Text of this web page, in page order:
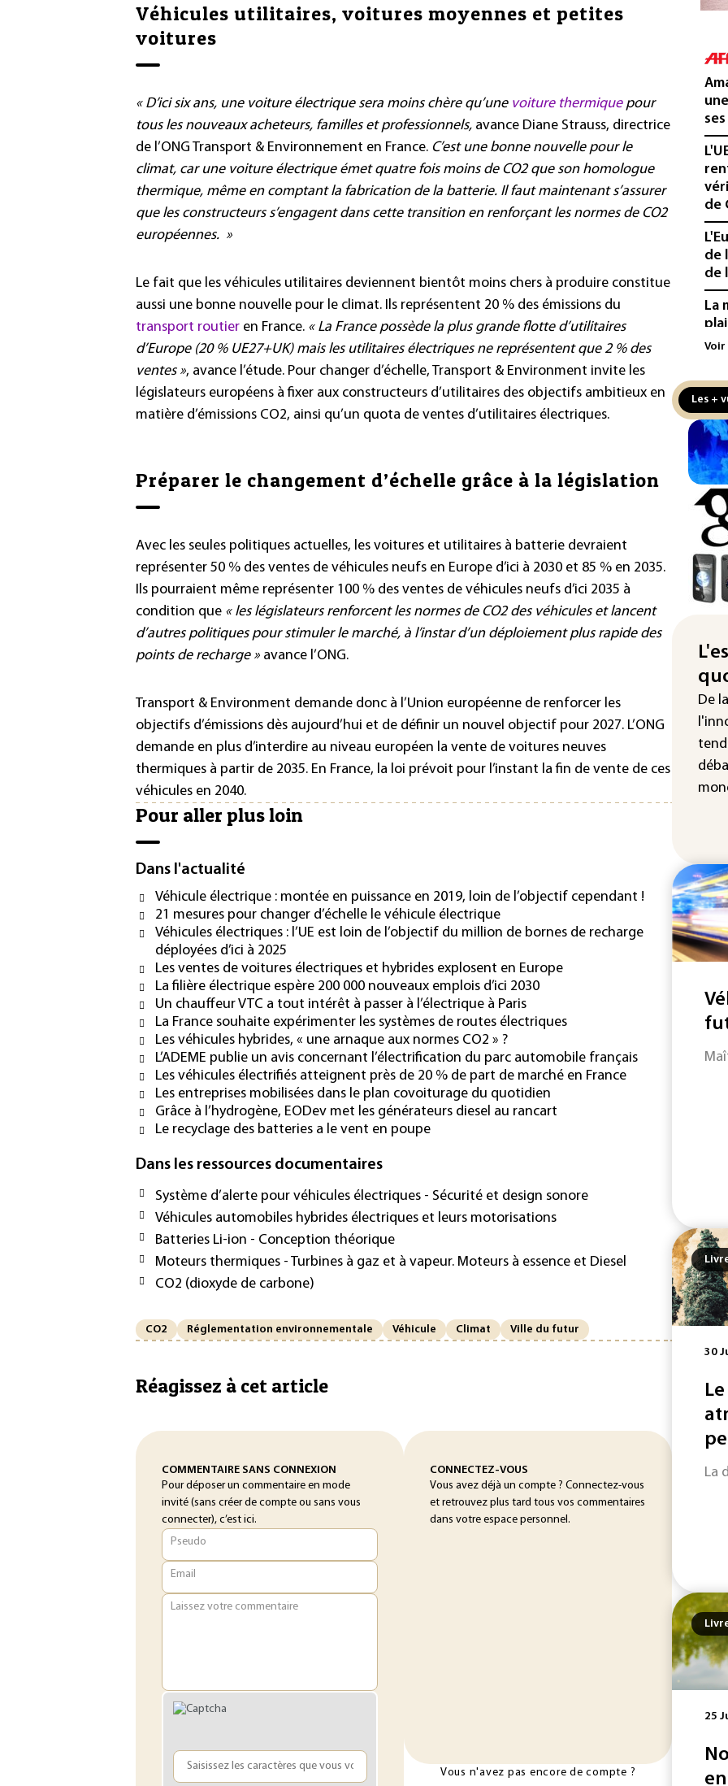
Véhicules utilitaires, voitures moyennes et petites
voitures
« D’ici six ans, une voiture électrique sera moins chère qu’une voiture thermiquepour
tous les nouveaux acheteurs, familles et professionnels, avance Diane Strauss, directrice
de l’ONG Transport & Environnement en France. C’est une bonne nouvelle pour le
climat, car une voiture électrique émet quatre fois moins de CO2 que son homologue
thermique, même en comptant la fabrication de la batterie. Il faut maintenant s’assurer
que les constructeurs s’engagent dans cette transition en renforçant les normes de CO2
européennes. »
Le fait que les véhicules utilitaires deviennent bientôt moins chers à produire constitue
aussi une bonne nouvelle pour le climat. Ils représentent 20 % des émissions du
transport routier en France. « La France possède la plus grande flotte d’utilitaires
d’Europe (20 % UE27+UK) mais les utilitaires électriques ne représentent que 2 % des
ventes », avance l’étude. Pour changer d’échelle, Transport & Environment invite les
législateurs européens à fixer aux constructeurs d’utilitaires des objectifs ambitieux en
matière d’émissions CO2, ainsi qu’un quota de ventes d’utilitaires électriques.
Préparer le changement d’échelle grâce à la législation
Avec les seules politiques actuelles, les voitures et utilitaires à batterie devraient
représenter 50 % des ventes de véhicules neufs en Europe d’ici à 2030 et 85 % en 2035.
Ils pourraient même représenter 100 % des ventes de véhicules neufs d’ici 2035 à
condition que « les législateurs renforcent les normes de CO2 des véhicules et lancent
d’autres politiques pour stimuler le marché, à l’instar d’un déploiement plus rapide des
points de recharge » avance l’ONG.
Transport & Environment demande donc à l’Union européenne de renforcer les
objectifs d’émissions dès aujourd’hui et de définir un nouvel objectif pour 2027. L’ONG
demande en plus d’interdire au niveau européen la vente de voitures neuves
thermiques à partir de 2035. En France, la loi prévoit pour l’instant la fin de vente de ces
véhicules en 2040.
Pour aller plus loin
Dans l'actualité
Véhicule électrique : montée en puissance en 2019, loin de l’objectif cependant !
21 mesures pour changer d’échelle le véhicule électrique
Véhicules électriques : l’UE est loin de l’objectif du million de bornes de recharge
déployées d’ici à 2025
Les ventes de voitures électriques et hybrides explosent en Europe
La filière électrique espère 200 000 nouveaux emplois d’ici 2030
Un chauffeur VTC a tout intérêt à passer à l’électrique à Paris
La France souhaite expérimenter les systèmes de routes électriques
Les véhicules hybrides, « une arnaque aux normes CO2 » ?
L’ADEME publie un avis concernant l’électrification du parc automobile français
Les véhicules électrifiés atteignent près de 20 % de part de marché en France
Les entreprises mobilisées dans le plan covoiturage du quotidien
Grâce à l’hydrogène, EODev met les générateurs diesel au rancart
Le recyclage des batteries a le vent en poupe
Dans les ressources documentaires
Système d’alerte pour véhicules électriques - Sécurité et design sonore
Véhicules automobiles hybrides électriques et leurs motorisations
Batteries Li-ion - Conception théorique
Moteurs thermiques - Turbines à gaz et à vapeur. Moteurs à essence et Diesel
CO2 (dioxyde de carbone)
CO2 Réglementation environnementale Véhicule Climat Ville du futur
Réagissez à cet article
COMMENTAIRE SANS CONNEXION
Pour déposer un commentaire en mode
invité (sans créer de compte ou sans vous
connecter), c’est ici.
Pseudo
Email
Laissez votre commentaire
CONNECTEZ-VOUS
Vous avez déjà un compte ? Connectez-vous
et retrouvez plus tard tous vos commentaires
dans votre espace personnel.
Vous n'avez pas encore de compte ?
de
de
de
La
aux
la
au
la
Le
Voir
Les +
De
30
La
25